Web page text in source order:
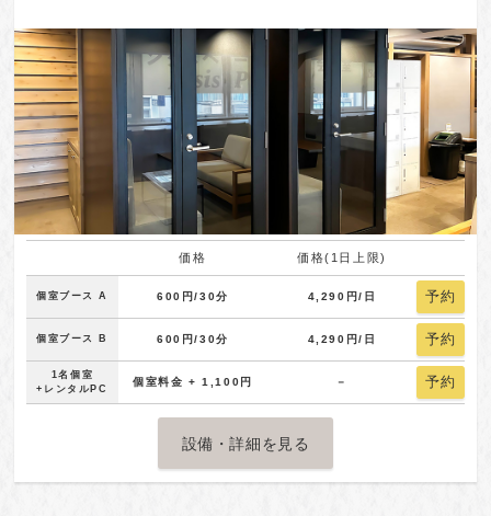
価格 価格(1日上限)
個室ブース A 600円/30分 4,290円/日 予約
個室ブース B 600円/30分 4,290円/日 予約
1名個室
+レンタルPC
個室料金 + 1,100円 － 予約
設備・詳細を見る